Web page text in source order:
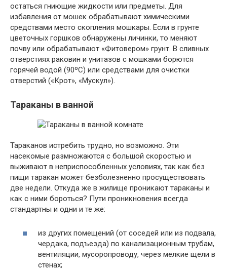
остаться гниющие жидкости или предметы. Для
избавления от мошек обрабатывают химическими
средствами место скопления мошкары. Если в грунте
цветочных горшков обнаружены личинки, то меняют
почву или обрабатывают «Фитовером» грунт. В сливных
отверстиях раковин и унитазов с мошками борются
горячей водой (90ºС) или средствами для очистки
отверстий («Крот», «Мускул»).
Тараканы в ванной
Тараканов истребить трудно, но возможно. Эти
насекомые размножаются с большой скоростью и
выживают в неприспособленных условиях, так как без
пищи таракан может безболезненно просуществовать
две недели. Откуда же в жилище проникают тараканы и
как с ними бороться? Пути проникновения всегда
стандартны и одни и те же:
из других помещений (от соседей или из подвала,
чердака, подъезда) по канализационным трубам,
вентиляции, мусоропроводу, через мелкие щели в
стенах;